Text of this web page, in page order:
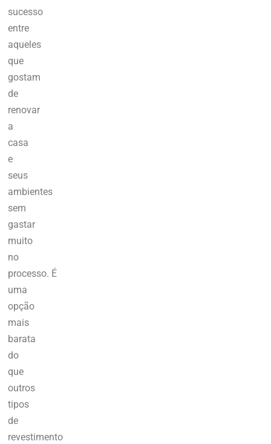
sucesso
entre
aqueles
que
gostam
de
renovar
a
casa
e
seus
ambientes
sem
gastar
muito
no
processo. É
uma
opção
mais
barata
do
que
outros
tipos
de
revestimento